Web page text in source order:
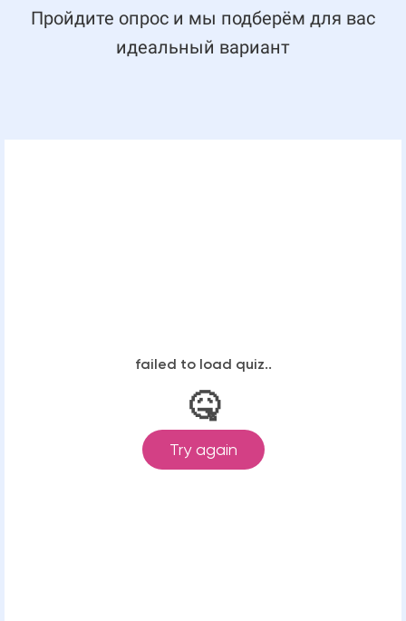
Пройдите опрос и мы подберём для вас
идеальный вариант